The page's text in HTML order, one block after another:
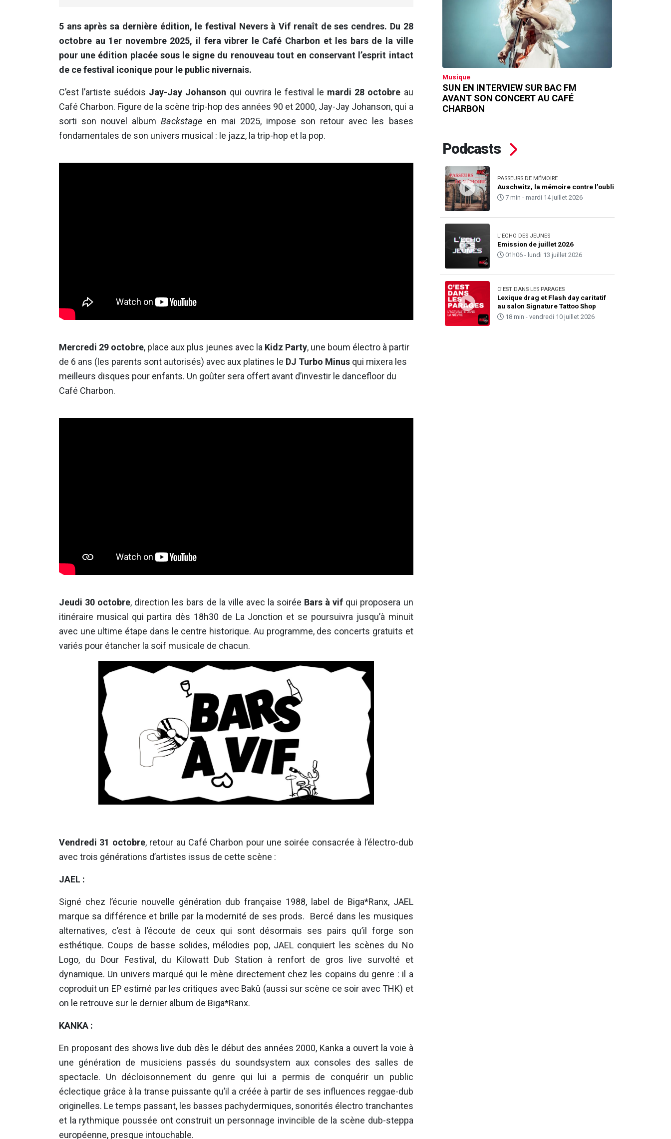
5 ans après sa dernière édition, le festival Nevers à Vif renaît de ses cendres. Du 28
octobre au 1er novembre 2025, il fera vibrer le Café Charbon et les bars de la ville
pour une édition placée sous le signe du renouveau tout en conservant l’esprit intact
de ce festival iconique pour le public nivernais.
C’est l’artiste suédois Jay-Jay Johanson qui ouvrira le festival le mardi 28 octobre au
Café Charbon. Figure de la scène trip-hop des années 90 et 2000, Jay-Jay Johanson, qui a
sorti son nouvel albumBackstage en mai 2025, impose son retour avec les bases
fondamentales de son univers musical : le jazz, la trip-hop et la pop.
Mercredi 29 octobre, place aux plus jeunes avec la Kidz Party, une boum électro à partir
de 6 ans (les parents sont autorisés) avec aux platines le DJ Turbo Minus qui mixera les
meilleurs disques pour enfants. Un goûter sera offert avant d’investir le dancefloor du
Café Charbon.
Jeudi 30 octobre, direction les bars de la ville avec la soirée Bars à vif qui proposera un
itinéraire musical qui partira dès 18h30 de La Jonction et se poursuivra jusqu’à minuit
avec une ultime étape dans le centre historique. Au programme, des concerts gratuits et
variés pour étancher la soif musicale de chacun.
Vendredi 31 octobre, retour au Café Charbon pour une soirée consacrée à l’électro-dub
avec trois générations d’artistes issus de cette scène :
JAEL :
Signé chez l’écurie nouvelle génération dub française 1988, label de Biga*Ranx, JAEL
marque sa différence et brille par la modernité de ses prods. Bercé dans les musiques
alternatives, c’est à l’écoute de ceux qui sont désormais ses pairs qu’il forge son
esthétique. Coups de basse solides, mélodies pop, JAEL conquiert les scènes du No
Logo, du Dour Festival, du Kilowatt Dub Station à renfort de gros live survolté et
dynamique. Un univers marqué qui le mène directement chez les copains du genre : il a
coproduit un EP estimé par les critiques avec Bakû (aussi sur scène ce soir avec THK) et
on le retrouve sur le dernier album de Biga*Ranx.
KANKA :
En proposant des shows live dub dès le début des années 2000, Kanka a ouvert la voie à
une génération de musiciens passés du soundsystem aux consoles des salles de
spectacle. Un décloisonnement du genre qui lui a permis de conquérir un public
éclectique grâce à la transe puissante qu’il a créée à partir de ses influences reggae-dub
originelles. Le temps passant, les basses pachydermiques, sonorités électro tranchantes
et la rythmique poussée ont construit un personnage invincible de la scène dub-steppa
européenne, presque intouchable.
Musique
SUN EN INTERVIEW SUR BAC FM
AVANT SON CONCERT AU CAFÉ
CHARBON
Podcasts
PASSEURS DE MÉMOIRE
Auschwitz, la mémoire contre l’oubli
7 min - mardi 14 juillet 2026
L'ECHO DES JEUNES
Emission de juillet 2026
01h06 - lundi 13 juillet 2026
C'EST DANS LES PARAGES
Lexique drag et Flash day caritatif
au salon Signature Tattoo Shop
18 min - vendredi 10 juillet 2026